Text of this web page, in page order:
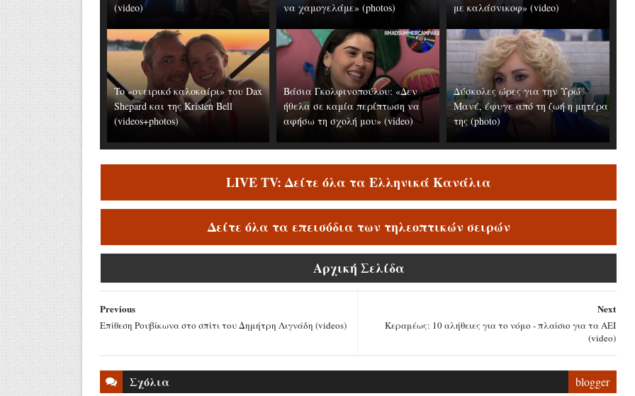
(video)
να χαμογελάμε» (photos)
με καλάσνικοφ» (video)
To «ονειρικό καλοκαίρι» του Dax
Shepard και της Kristen Bell
(videos+photos)
Βάσια Γκολφινοπούλου: «Δεν
ήθελα σε καμία περίπτωση να
αφήσω τη σχολή μου» (video)
Δύσκολες ώρες για την Υρώ
Μανέ, έφυγε από τη ζωή η μητέρα
της (photo)
LIVE TV: Δείτε όλα τα Ελληνικά Κανάλια
Δείτε όλα τα επεισόδια των τηλεοπτικών σειρών
Αρχική Σελίδα
Next
Κεραμέως: 10 αλήθειες για το νόμο - πλαίσιο για τα ΑΕΙ
(video)
Previous
Επίθεση Ρουβίκωνα στο σπίτι του Δημήτρη Λιγνάδη (videos)
Σχόλια blogger